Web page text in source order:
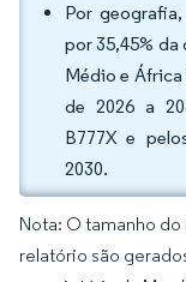
Por
por 35,45%
Médio e
de 2026 a
B777X e
2030.
Nota: O tamanho
relatório são